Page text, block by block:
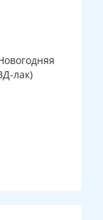
лак)